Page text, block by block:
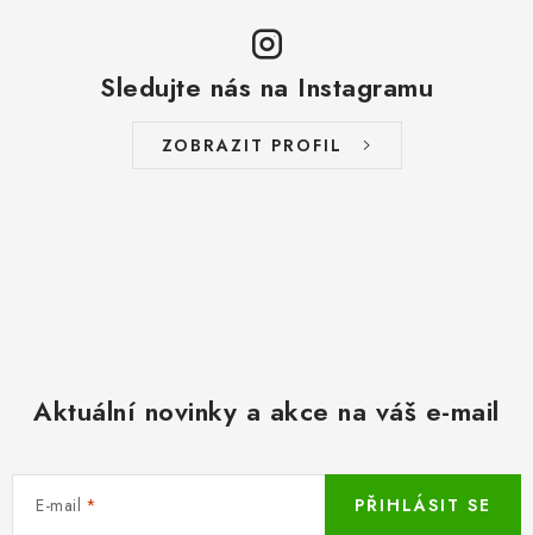
Sledujte nás na Instagramu
ZOBRAZIT PROFIL
Aktuální novinky a akce na váš e-mail
E-mail PŘIHLÁSIT SE